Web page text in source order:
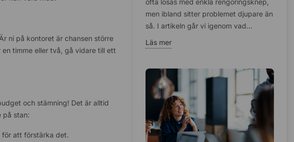
ni på kontoret är chansen större
timme eller två, gå vidare till ett
och stämning! Det är alltid
på stan:
för att förstärka det.
ofta lösas med enkla rengöringsknep,
men ibland sitter problemet djupare än
så. I artikeln går vi igenom vad...
Läs mer